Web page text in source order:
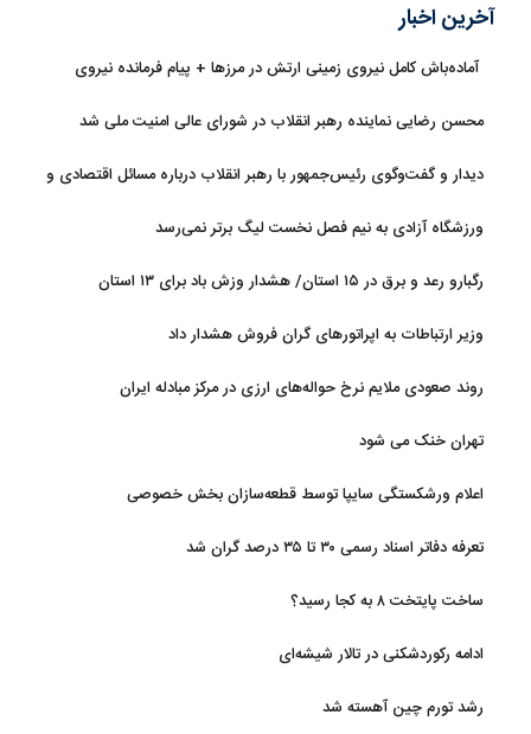
آخرین اخبار
آماده‌باش کامل نیروی زمینی ارتش در مرزها + پیام فرمانده نیروی
محسن رضایی نماینده رهبر انقلاب در شورای عالی امنیت ملی شد
دیدار و گفت‌وگوی رئیس‌جمهور با رهبر انقلاب درباره مسائل اقتصادی و
ورزشگاه آزادی به نیم فصل نخست لیگ برتر نمی‌رسد
رگبارو رعد و برق در ۱۵ استان/ هشدار وزش باد برای ۱۳ استان‌
وزیر ارتباطات به اپراتورهای گران فروش هشدار داد
روند صعودی ملایم نرخ حواله‌های ارزی در مرکز مبادله ایران
تهران خنک می شود
اعلام ورشکستگی سایپا توسط قطعه‌سازان بخش خصوصی
تعرفه دفاتر اسناد رسمی ۳۰ تا ۳۵ درصد گران شد
ساخت پایتخت ۸ به کجا رسید؟
ادامه رکوردشکنی در تالار شیشه‌ای
رشد تورم چین آهسته شد